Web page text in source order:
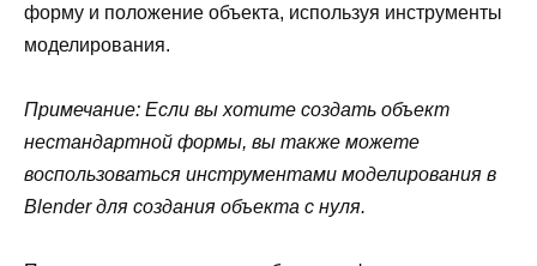
форму и положение объекта, используя инструменты
моделирования.
Примечание: Если вы хотите создать объект
нестандартной формы, вы также можете
воспользоваться инструментами моделирования в
Blender для создания объекта с нуля.